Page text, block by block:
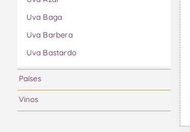
Uva Baga
Uva Barbera
Uva Bastardo
Uva Bical
Uva Boal
Uva Bonarda
Países
Vinos